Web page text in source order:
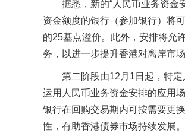
据悉，新的“人民币业务资金
资金额度的银行（参加银行）将
的25基点溢价。此外，安排将允
务，以进一步提升香港对离岸市场
第二阶段由12月1日起，特
运用人民币业务资金安排的应用
银行在回购交易期内可按需要更
性，有助香港债券市场持续发展。